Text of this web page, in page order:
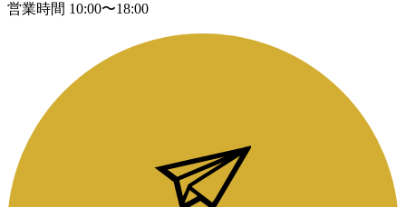
営業時間 10:00〜18:00